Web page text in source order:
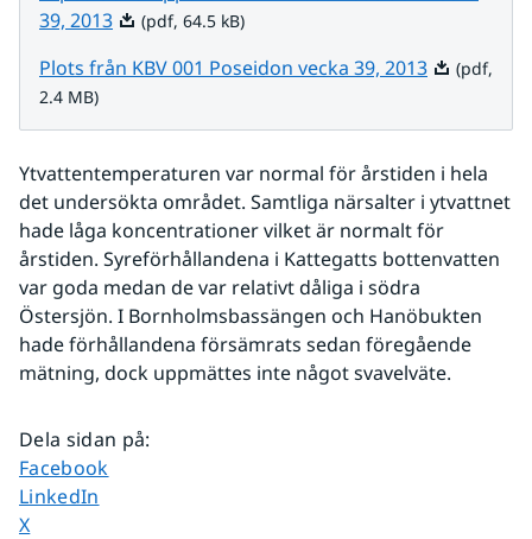
39, 2013Pdf, 64.5 kB.
(pdf, 64.5 kB)
Plots från KBV 001 Poseidon vecka 39, 2013Pdf, 2.4 MB.
(pdf,
2.4 MB)
Ytvattentemperaturen var normal för årstiden i hela
det undersökta området. Samtliga närsalter i ytvattnet
hade låga koncentrationer vilket är normalt för
årstiden. Syreförhållandena i Kattegatts bottenvatten
var goda medan de var relativt dåliga i södra
Östersjön. I Bornholmsbassängen och Hanöbukten
hade förhållandena försämrats sedan föregående
mätning, dock uppmättes inte något svavelväte.
Dela sidan på:
Dela sidan på
Facebook
Dela sidan på
LinkedIn
Dela sidan på
X